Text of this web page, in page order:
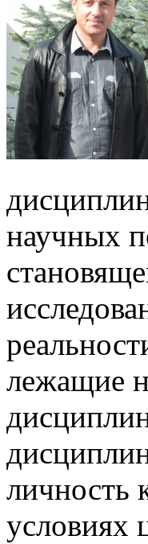
научных
лежащие
личность
условиях